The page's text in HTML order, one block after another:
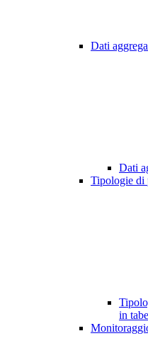
Dati
Dati
Tipologie di
in